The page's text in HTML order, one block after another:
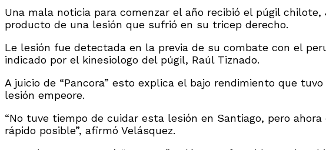
Una mala noticia para comenzar el año recibió el púgil
producto de una lesión que sufrió en su tricep derecho.
Le lesión fue detectada en la previa de su combate con el
indicado por el kinesiologo del púgil, Raúl Tiznado.
A juicio de “Pancora” esto explica el bajo rendimiento que
lesión empeore.
“No tuve tiempo de cuidar esta lesión en Santiago, pero
rápido posible”, afirmó Velásquez.